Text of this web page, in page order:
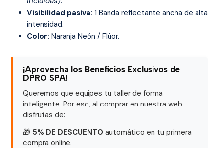
Visibilidad pasiva: 1 Banda reflectante ancha de alta
intensidad.
Color: Naranja Neón / Flúor.
¡Aprovecha los Beneficios Exclusivos de
DPRO SPA!
Queremos que equipes tu taller de forma
inteligente. Por eso, al comprar en nuestra web
disfrutas de:
🎁 5% DE DESCUENTO automático en tu primera
compra online.